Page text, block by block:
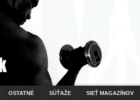
OSTATNÉ SÚŤAŽE SIEŤ MAGAZÍNOV